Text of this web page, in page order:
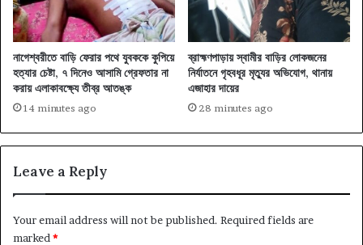
নাগেশ্বরীতে বাড়ি ফেরার পথে যুবককে কুপিয়ে
হত্যার চেষ্টা, ৭ দিনেও আসামি গ্রেফতার না
করায় এলাকাবক্ষ্যে তীব্র আতঙ্ক
14 minutes ago
ব্রাহ্মণপাড়ায় স্বামীর বাড়ির লোকজনের
নির্যাতনে গৃহবধূর মৃত্যুর অভিযোগ, থানায়
এজাহার দায়ের
28 minutes ago
Leave a Reply
Your email address will not be published. Required fields are
marked *